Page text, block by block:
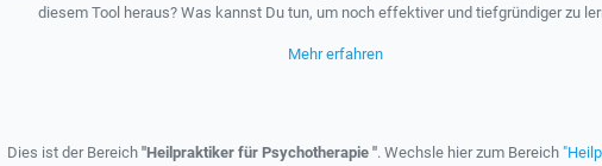
diesem Tool heraus? Was kannst Du tun, um noch effektiver und tiefgründiger zu
Mehr erfahren
Dies ist der Bereich "Heilpraktiker für Psychotherapie ". Wechsle hier zum Bereich